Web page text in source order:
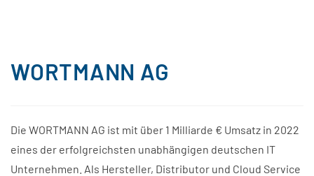
WORTMANN AG
Die WORTMANN AG ist mit über 1 Milliarde € Umsatz in 2022
eines der erfolgreichsten unabhängigen deutschen IT
Unternehmen. Als Hersteller, Distributor und Cloud Service